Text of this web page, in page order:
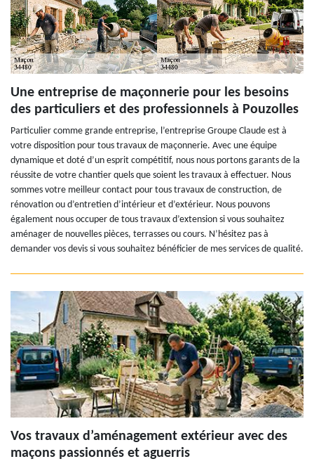
Une entreprise de maçonnerie pour les besoins
des particuliers et des professionnels à Pouzolles
Particulier comme grande entreprise, l’entreprise Groupe Claude est à
votre disposition pour tous travaux de maçonnerie. Avec une équipe
dynamique et doté d’un esprit compétitif, nous nous portons garants de la
réussite de votre chantier quels que soient les travaux à effectuer. Nous
sommes votre meilleur contact pour tous travaux de construction, de
rénovation ou d’entretien d’intérieur et d’extérieur. Nous pouvons
également nous occuper de tous travaux d’extension si vous souhaitez
aménager de nouvelles pièces, terrasses ou cours. N’hésitez pas à
demander vos devis si vous souhaitez bénéficier de mes services de qualité.
Vos travaux d’aménagement extérieur avec des
maçons passionnés et aguerris